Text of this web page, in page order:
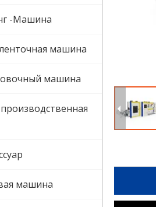
-Машина
машина
машина
машина